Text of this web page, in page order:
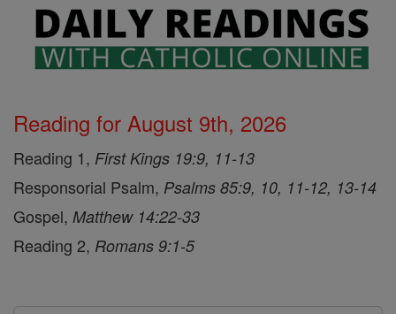
Reading for August 9th, 2026
Reading 1, First Kings 19:9, 11-13
Responsorial Psalm, Psalms 85:9, 10, 11-12, 13-14
Gospel, Matthew 14:22-33
Reading 2, Romans 9:1-5